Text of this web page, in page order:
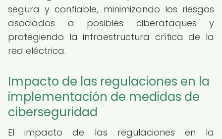
segura y confiable, minimizando los riesgos
asociados a posibles ciberataques y
protegiendo la infraestructura crítica de la
red eléctrica.
Impacto de las regulaciones en la
implementación de medidas de
ciberseguridad
El impacto de las regulaciones en la